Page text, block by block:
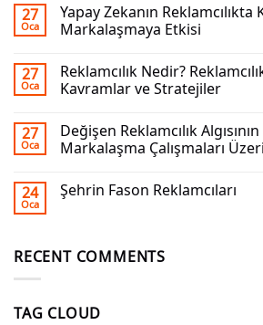
27
Oca
Yapay Zekanın Reklamcılıkta
Markalaşmaya Etkisi
27
Oca
Reklamcılık Nedir?
Kavramlar ve Stratejiler
27
Oca
Değişen Reklamcılık
Markalaşma Çalışmaları
24
Oca
Şehrin Fason Reklamcıları
RECENT COMMENTS
TAG CLOUD